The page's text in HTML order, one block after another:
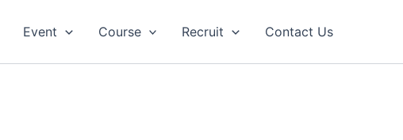
Event Course Recruit Contact Us